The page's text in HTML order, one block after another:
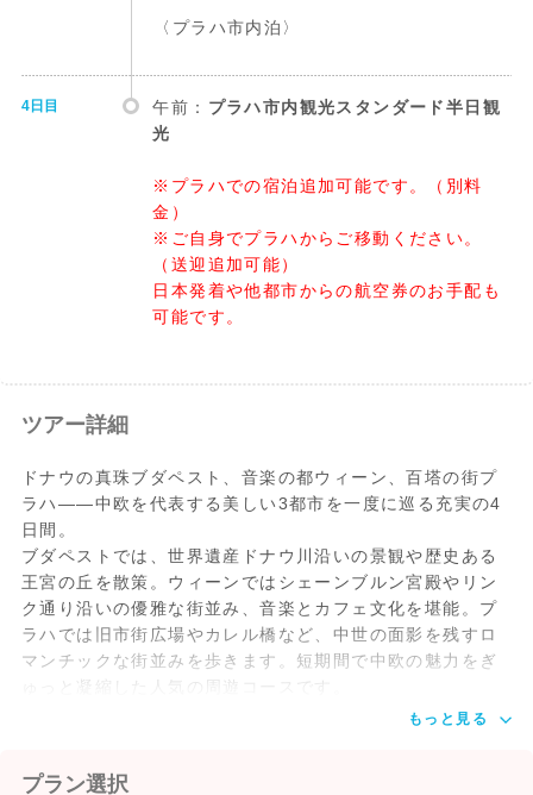
〈プラハ市内泊〉
4日目 午前： プラハ市内観光スタンダード半日観
光
※プラハでの宿泊追加可能です。（別料
金）
※ご自身でプラハからご移動ください。
（送迎追加可能）
日本発着や他都市からの航空券のお手配も
可能です。
ツアー詳細
ドナウの真珠ブダペスト、音楽の都ウィーン、百塔の街プ
ラハ——中欧を代表する美しい3都市を一度に巡る充実の4
日間。
ブダペストでは、世界遺産ドナウ川沿いの景観や歴史ある
王宮の丘を散策。ウィーンではシェーンブルン宮殿やリン
ク通り沿いの優雅な街並み、音楽とカフェ文化を堪能。プ
ラハでは旧市街広場やカレル橋など、中世の面影を残すロ
マンチックな街並みを歩きます。短期間で中欧の魅力をぎ
ゅっと凝縮した人気の周遊コースです。
もっと見る
プラン選択